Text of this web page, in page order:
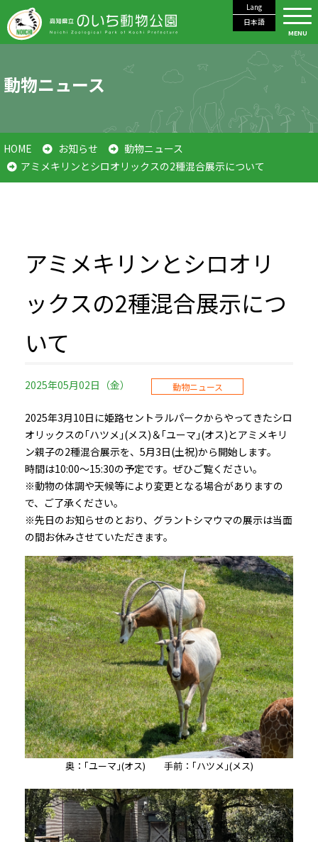
Lang
日本語
MENU
動物ニュース
HOME お知らせ
動物ニュース
アミメキリンとシロオリックスの2種混合展示について
アミメキリンとシロオリ
ックスの2種混合展示につ
いて
2025年05月02日（金） 動物ニュース
2025年3月10日に姫路セントラルパークからやってきたシロ
オリックスの｢ハツメ｣(メス)＆｢ユーマ｣(オス)とアミメキリ
ン親子の2種混合展示を、5月3日(土祝)から開始します。
時間は10:00～15:30の予定です。ぜひご覧ください。
※動物の体調や天候等により変更となる場合がありますの
で、ご了承ください。
※先日のお知らせのとおり、グラントシマウマの展示は当面
の間お休みさせていただきます。
奥：｢ユーマ｣(オス) 手前：｢ハツメ｣(メス)